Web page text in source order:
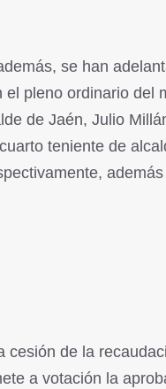
se han
el pleno ordinario del
de Jaén, Julio
teniente de
cesión de la
a votación la